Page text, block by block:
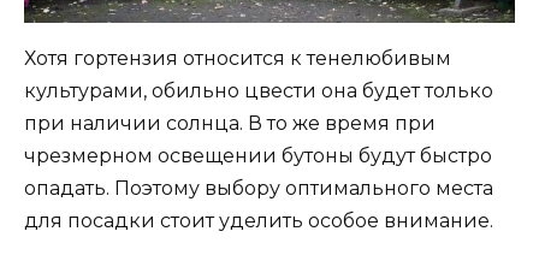
Хотя гортензия относится к тенелюбивым
культурами, обильно цвести она будет только
при наличии солнца. В то же время при
чрезмерном освещении бутоны будут быстро
опадать. Поэтому выбору оптимального места
для посадки стоит уделить особое внимание.